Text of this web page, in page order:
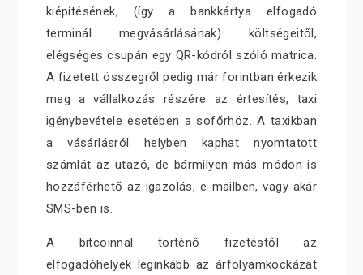
kiépítésének, (így a bankkártya elfogadó
terminál megvásárlásának) költségeitől,
elégséges csupán egy QR-kódról szóló matrica.
A fizetett összegről pedig már forintban érkezik
meg a vállalkozás részére az értesítés, taxi
igénybevétele esetében a sofőrhöz. A taxikban
a vásárlásról helyben kaphat nyomtatott
számlát az utazó, de bármilyen más módon is
hozzáférhető az igazolás, e-mailben, vagy akár
SMS-ben is.
A bitcoinnal történő fizetéstől az
elfogadóhelyek leginkább az árfolyamkockázat